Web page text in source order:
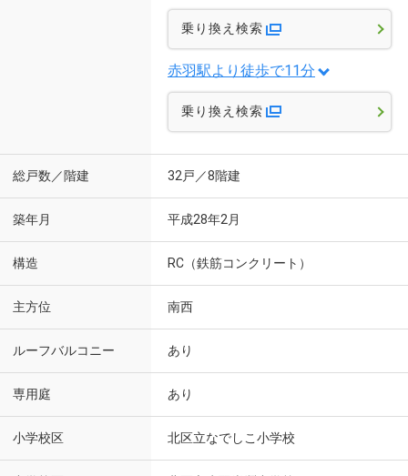
乗り換え検索
赤羽駅より徒歩で11分
乗り換え検索
総戸数／階建 32戸／8階建
築年月 平成28年2月
構造 RC（鉄筋コンクリート）
主方位 南西
ルーフバルコニー あり
専用庭 あり
小学校区 北区立なでしこ小学校